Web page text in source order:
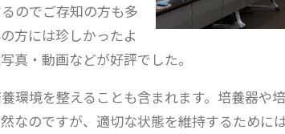
のでご存知の方も多
方には珍しかったよ
真・動画などが好評でした。
環境を整えることも含まれます。培養器や
なのですが、適切な状態を維持するために